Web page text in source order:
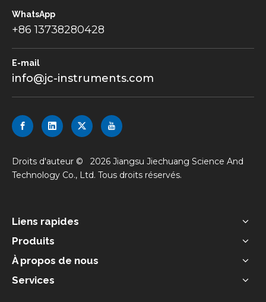
WhatsApp
+86 13738280428
E-mail
info@jc-instruments.com
Droits d'auteur © 2026 Jiangsu Jiechuang Science And
Technology Co., Ltd. Tous droits réservés.
Liens rapides
Produits
À propos de nous
Services